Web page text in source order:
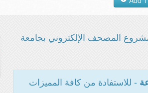
المصحف الإلكتروني بجامعة
- للاستفادة من كافة المميزات